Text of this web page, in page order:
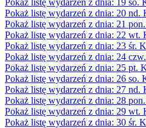
Pokaż listę wydarzeń z dnia: 19 so.
Pokaż listę wydarzeń z dnia: 20 nd.
Pokaż listę wydarzeń z dnia: 21 pon.
Pokaż listę wydarzeń z dnia: 22 wt.
Pokaż listę wydarzeń z dnia: 23 śr.
Pokaż listę wydarzeń z dnia: 24 czw.
Pokaż listę wydarzeń z dnia: 25 pt.
Pokaż listę wydarzeń z dnia: 26 so.
Pokaż listę wydarzeń z dnia: 27 nd.
Pokaż listę wydarzeń z dnia: 28 pon.
Pokaż listę wydarzeń z dnia: 29 wt.
Pokaż listę wydarzeń z dnia: 30 śr.